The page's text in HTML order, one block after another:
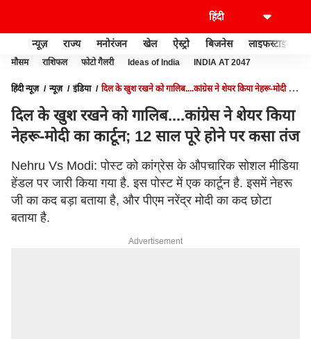
न्यूज़ राज्य मनोरंजन खेल ऐस्ट्रो बिजनेस लाइफस्टाइल
मौसम राशिफल फोटो गैलरी Ideas of India INDIA AT 2047
हिंदी न्यूज़ न्यूज़ इंडिया
दिल के खुश रखने को गालिब....कांग्रेस ने शेयर किया नेहरू-मोदी का
दिल के खुश रखने को गालिब....कांग्रेस ने शेयर किया
नेहरू-मोदी का कार्टून; 12 साल पूरे होने पर कसा तंज
Nehru Vs Modi: पोस्ट को कांग्रेस के औपचारिक सोशल मीडिया
हेंडल पर जारी किया गया है. इस पोस्ट में एक कार्टून है. इसमें नेहरू
जी का कद बड़ा बताया है, और पीएम नरेंद्र मोदी का कद छोटा
बताया है.
Advertisement